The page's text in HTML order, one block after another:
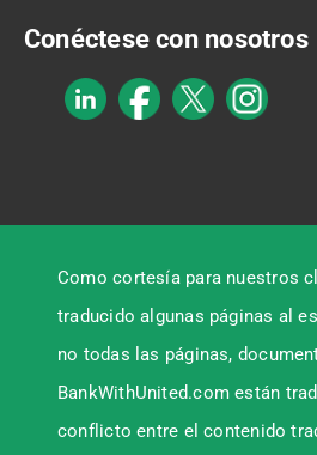
Conéctese con nosotros
Como cortesía para nuestros
traducido algunas páginas al
no todas las páginas,
BankWithUnited.com están
conflicto entre el contenido